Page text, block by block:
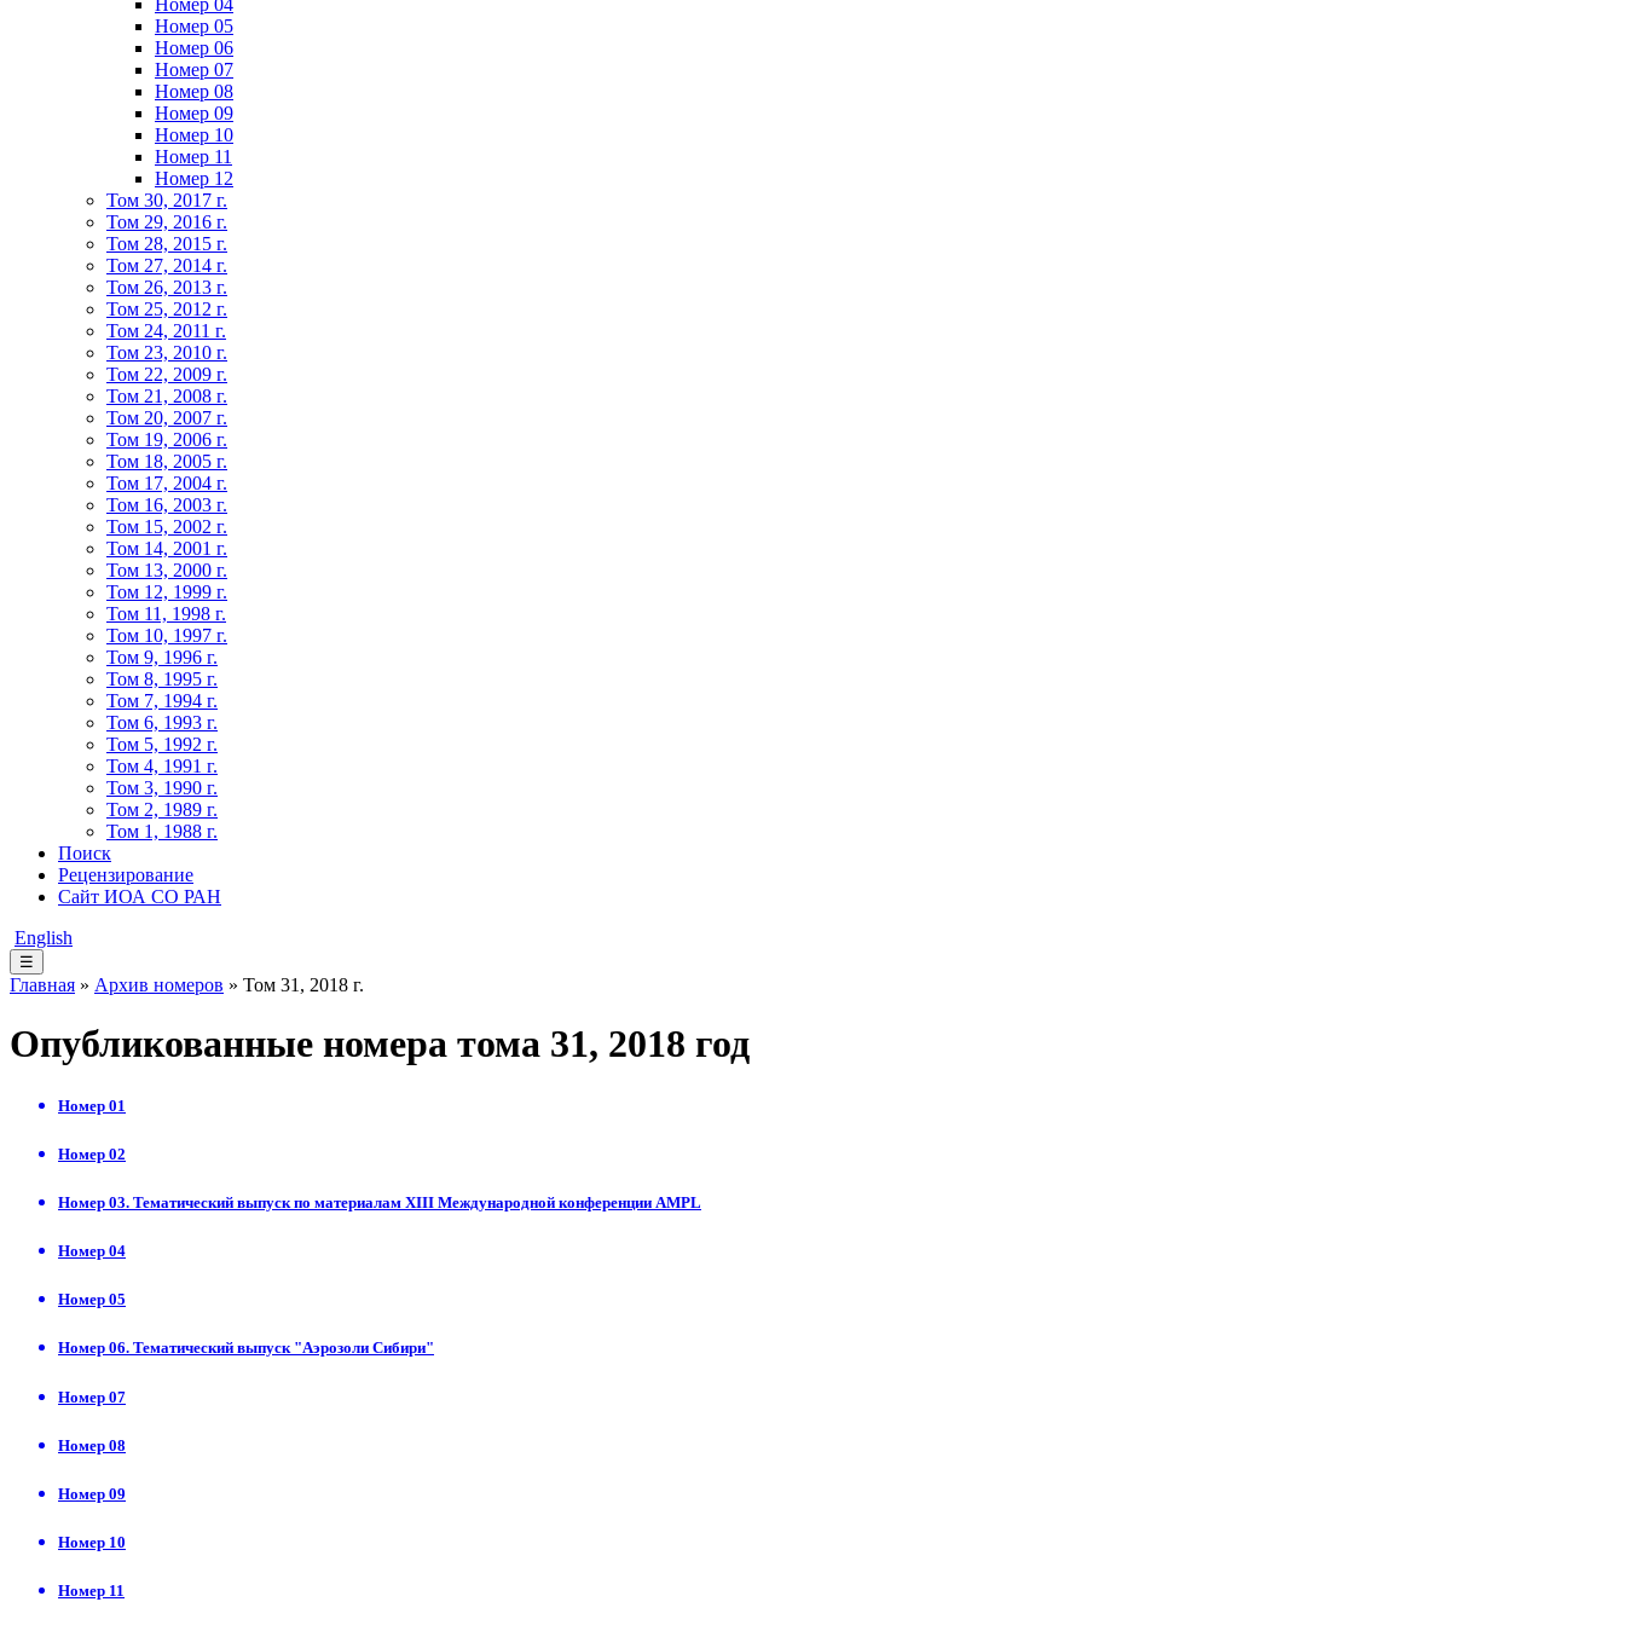
Номер 04
Номер 05
Номер 06
Номер 07
Номер 08
Номер 09
Номер 10
Номер 11
Номер 12
Том 30, 2017 г.
Том 29, 2016 г.
Том 28, 2015 г.
Том 27, 2014 г.
Том 26, 2013 г.
Том 25, 2012 г.
Том 24, 2011 г.
Том 23, 2010 г.
Том 22, 2009 г.
Том 21, 2008 г.
Том 20, 2007 г.
Том 19, 2006 г.
Том 18, 2005 г.
Том 17, 2004 г.
Том 16, 2003 г.
Том 15, 2002 г.
Том 14, 2001 г.
Том 13, 2000 г.
Том 12, 1999 г.
Том 11, 1998 г.
Том 10, 1997 г.
Том 9, 1996 г.
Том 8, 1995 г.
Том 7, 1994 г.
Том 6, 1993 г.
Том 5, 1992 г.
Том 4, 1991 г.
Том 3, 1990 г.
Том 2, 1989 г.
Том 1, 1988 г.
Поиск
Рецензирование
Сайт ИОА СО РАН
English
☰
Главная » Архив номеров » Том 31, 2018 г.
Опубликованные номера тома 31, 2018 год
Номер 01
Номер 02
Номер 03. Тематический выпуск по материалам ХIII Международной конференции AMPL
Номер 04
Номер 05
Номер 06. Тематический выпуск "Аэрозоли Сибири"
Номер 07
Номер 08
Номер 09
Номер 10
Номер 11